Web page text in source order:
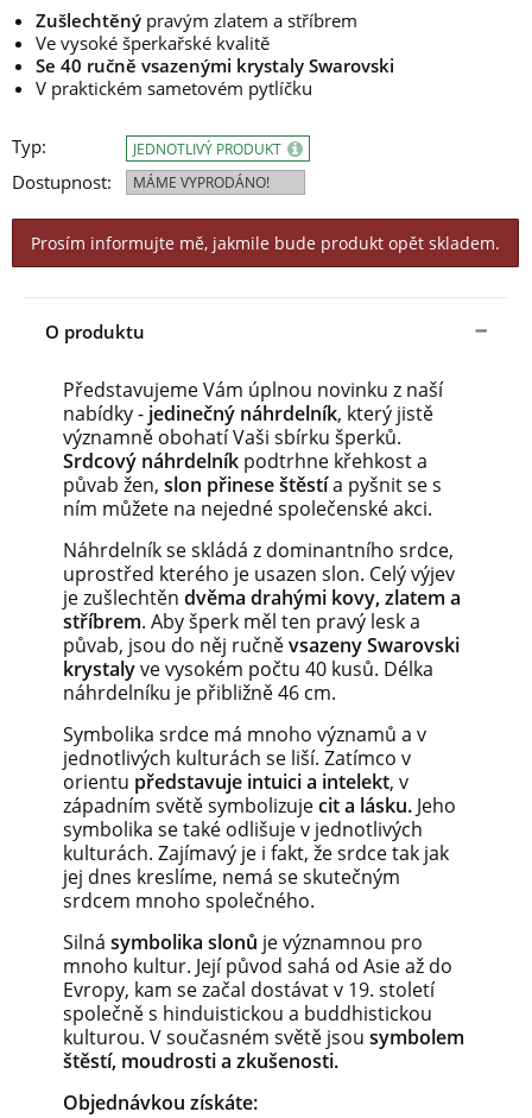
Zušlechtěný pravým zlatem a stříbrem
Ve vysoké šperkařské kvalitě
Se 40 ručně vsazenými krystaly Swarovski
V praktickém sametovém pytlíčku
Typ:
Dostupnost:
JEDNOTLIVÝ PRODUKT
MÁME VYPRODÁNO!
Prosím informujte mě, jakmile bude produkt opět skladem.
O produktu
Představujeme Vám úplnou novinku z naší
nabídky - jedinečný náhrdelník, který jistě
významně obohatí Vaši sbírku šperků.
Srdcový náhrdelník podtrhne křehkost a
půvab žen, slon přinese štěstía pyšnit se s
ním můžete na nejedné společenské akci.
Náhrdelník se skládá z dominantního srdce,
uprostřed kterého je usazen slon. Celý výjev
je zušlechtěn dvěma drahými kovy, zlatem a
stříbrem. Aby šperk měl ten pravý lesk a
půvab, jsou do něj ručněvsazeny Swarovski
krystalyve vysokém počtu 40 kusů. Délka
náhrdelníku je přibližně 46 cm.
Symbolika srdce má mnoho významů a v
jednotlivých kulturách se liší. Zatímco v
orientu představuje intuici a intelekt, v
západním světě symbolizujecit a lásku. Jeho
symbolika se také odlišuje v jednotlivých
kulturách. Zajímavý je i fakt, že srdce tak jak
jej dnes kreslíme, nemá se skutečným
srdcem mnoho společného.
Silná symbolika slonů je významnou pro
mnoho kultur. Její původ sahá od Asie až do
Evropy, kam se začal dostávat v 19. století
společně s hinduistickou a buddhistickou
kulturou. V současném světě jsou symbolem
štěstí, moudrosti a zkušenosti.
Objednávkou získáte: